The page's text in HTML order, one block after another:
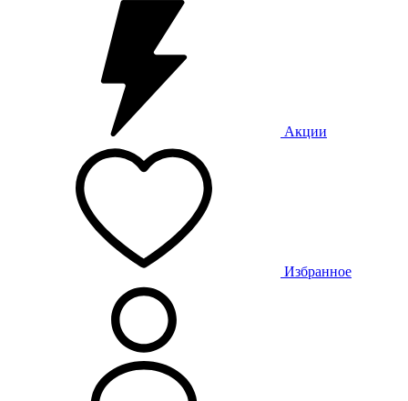
Акции
Избранное